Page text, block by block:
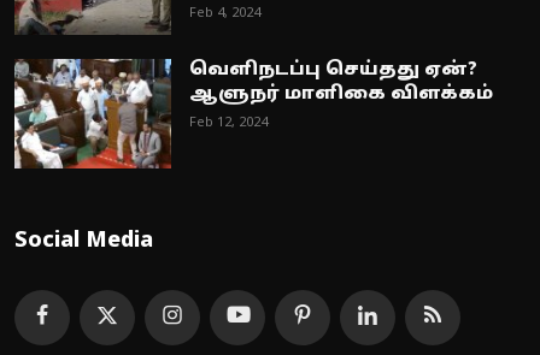
Feb 4, 2024
வெளிநடப்பு செய்தது ஏன்?
ஆளுநர் மாளிகை விளக்கம்
Feb 12, 2024
Social Media